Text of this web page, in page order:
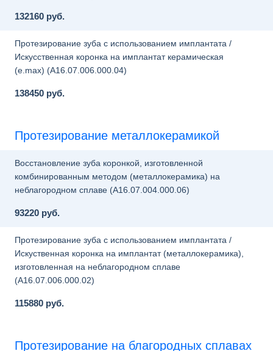
132160 руб.
Протезирование зуба с использованием имплантата /
Искусственная коронка на имплантат керамическая
(e.max) (A16.07.006.000.04)
138450 руб.
Протезирование металлокерамикой
Восстановление зуба коронкой, изготовленной
комбинированным методом (металлокерамика) на
неблагородном сплаве (A16.07.004.000.06)
93220 руб.
Протезирование зуба с использованием имплантата /
Искуственная коронка на имплантат (металлокерамика),
изготовленная на неблагородном сплаве
(A16.07.006.000.02)
115880 руб.
Протезирование на благородных сплавах